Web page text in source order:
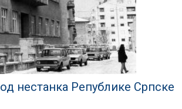
нестанка Републике Српске